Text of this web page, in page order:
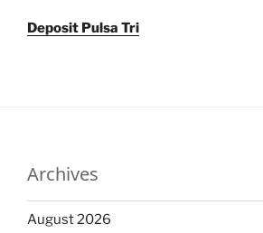
Deposit Pulsa Tri
Archives
August 2026